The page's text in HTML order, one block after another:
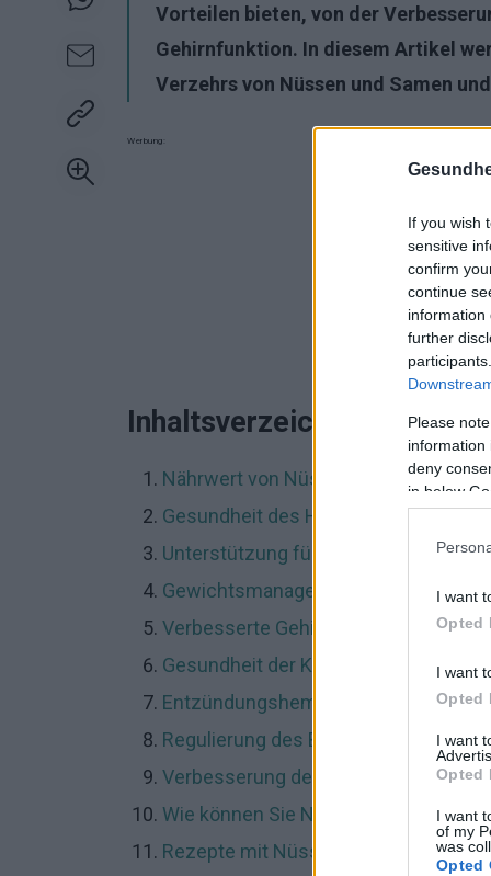
If you wish
sensitive
confirm
continue
information
further
Please
information
deny
in below
I want
Opted
I want
Opted
I want
Opted
I want
of my
was
Opted
Vorteilen bieten, von der
Gehirnfunktion. In diesem Artikel
Verzehrs von Nüssen und Samen
Werbung:
Inhaltsverzeichnis
Nährwert von Nüssen und Samen
Gesundheit des Herzens
Unterstützung für das Immunsystem
Gewichtsmanagement
Verbesserte Gehirnfunktion
Gesundheit der Knochen
Entzündungshemmende
Regulierung des Blutzuckers
Verbesserung des
Wie können Sie Nüsse und Samen
Rezepte mit Nüssen und Samen